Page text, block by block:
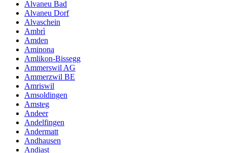
Alvaneu Bad
Alvaneu Dorf
Alvaschein
Ambrì
Amden
Aminona
Amlikon-Bissegg
Ammerswil AG
Ammerzwil BE
Amriswil
Amsoldingen
Amsteg
Andeer
Andelfingen
Andermatt
Andhausen
Andiast